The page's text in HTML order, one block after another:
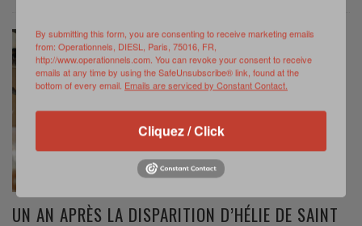
UN AN APRÈS LA DISPARITION D’HÉLIE DE SAINT
By submitting this form, you are consenting to receive marketing emails
from: Operationnels, DIESL, Paris, 75016, FR,
http://www.operationnels.com. You can revoke your consent to receive
emails at any time by using the SafeUnsubscribe® link, found at the
bottom of every email. Emails are serviced by Constant Contact.
Cliquez / Click